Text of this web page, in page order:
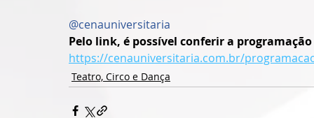
@cenauniversitaria
Pelo link, é possível conferir a
https://cenauniversitaria.com.br/
Teatro, Circo e Dança